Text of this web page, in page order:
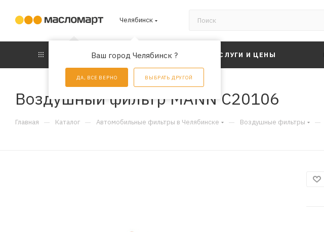
Челябинск
Ваш город Челябинск ?
ДА, ВСЕ ВЕРНО ВЫБРАТЬ ДРУГОЙ
АКЦИИ УСЛУГИ И ЦЕНЫ
Воздушный фильтр MANN C20106
Главная — Каталог — Автомобильные фильтры в Челябинске — Воздушные фильтры —